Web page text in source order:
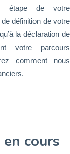
étape de votre
définition de votre
la déclaration de
votre parcours
comment nous
cours